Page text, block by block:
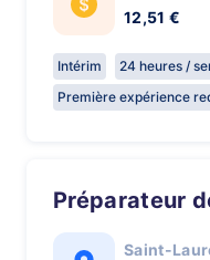
12,51 €
Intérim
24 heures /
Première expérience
Préparateur
Saint-